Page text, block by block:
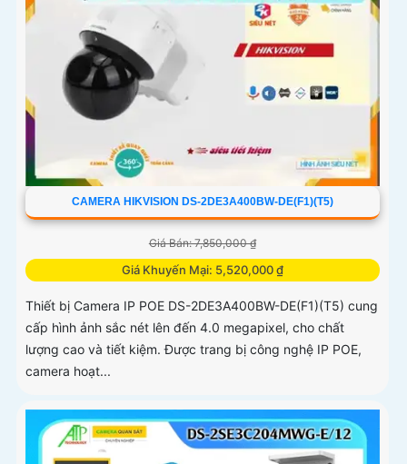
CAMERA HIKVISION DS-2DE3A400BW-DE(F1)(T5)
Giá Bán: 7,850,000 ₫
Giá Khuyến Mại: 5,520,000 ₫
Thiết bị Camera IP POE DS-2DE3A400BW-DE(F1)(T5) cung
cấp hình ảnh sắc nét lên đến 4.0 megapixel, cho chất
lượng cao và tiết kiệm. Được trang bị công nghệ IP POE,
camera hoạt...